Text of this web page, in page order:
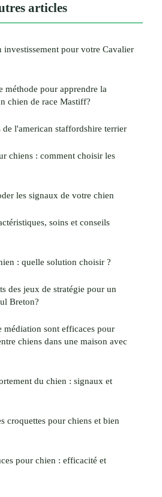
articles
investissement pour votre Cavalier
méthode pour apprendre la
chien de race Mastiff?
de l'american staffordshire terrier
chiens : comment choisir les
les signaux de votre chien
soins et conseils
: quelle solution choisir ?
des jeux de stratégie pour un
Breton?
médiation sont efficaces pour
chiens dans une maison avec
du chien : signaux et
croquettes pour chiens et bien
pour chien : efficacité et